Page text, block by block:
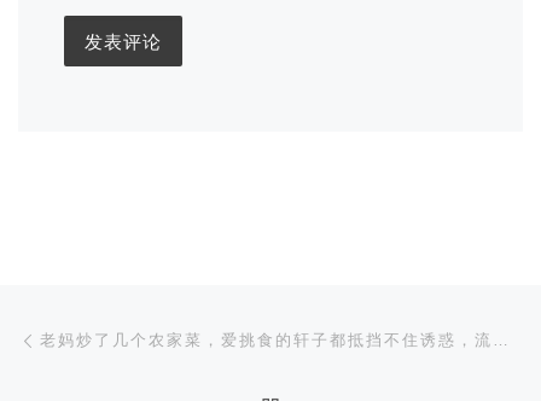
文章导航 老妈炒了几个农家菜，爱挑食的轩子都抵挡不住诱惑，流口水了